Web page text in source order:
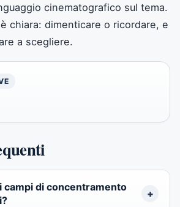
cinematografico sul tema.
chiara: dimenticare o ricordare, e
a scegliere.
campi di concentramento